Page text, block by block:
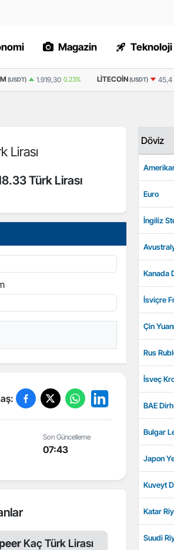
Magazin Teknoloji
(USDT) 1.919,30 0.23% LITECOIN(USDT) 45,4
Lirası
Türk Lirası
Son Güncelleme
07:43
Kaç Türk Lirası
Döviz
Euro
İngiliz
Kanada
İsviçre
Çin
Rus
İsveç
BAE
Bulgar
Japon
Kuveyt
Katar
Suudi